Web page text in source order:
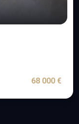
68 000 €